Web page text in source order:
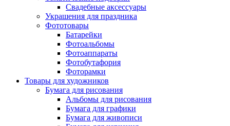
Свадебные аксессуары
Украшения для праздника
Фототовары
Батарейки
Фотоальбомы
Фотоаппараты
Фотобутафория
Фоторамки
Товары для художников
Бумага для рисования
Альбомы для рисования
Бумага для графики
Бумага для живописи